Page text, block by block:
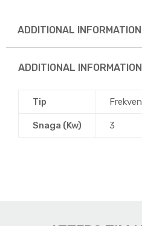
ADDITIONAL INFORMATION
ADDITIONAL INFORMATION
Tip
Snaga (Kw) 3